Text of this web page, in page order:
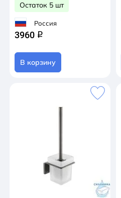
Остаток 5 шт
Россия
3960 q
В корзину